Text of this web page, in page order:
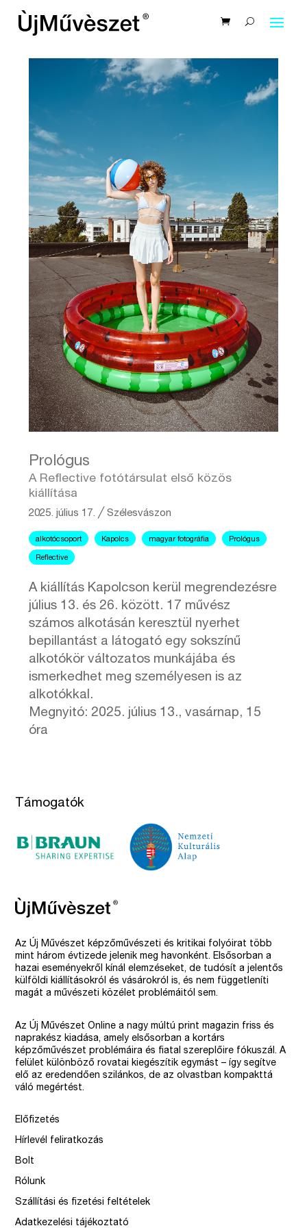
Prológus
A Reflective fotótársulat első közös
kiállítása
2025. július 17. ╱Szélesvászon
alkotócsoport Kapolcs magyar fotográfia Prológus
Reflective
A kiállítás Kapolcson kerül megrendezésre
július 13. és 26. között. 17 művész
számos alkotásán keresztül nyerhet
bepillantást a látogató egy sokszínű
alkotókör változatos munkájába és
ismerkedhet meg személyesen is az
alkotókkal.
Megnyitó: 2025. július 13., vasárnap, 15
óra
Támogatók
Az Új Művészet képzőművészeti és kritikai folyóirat több
mint három évtizede jelenik meg havonként. Elsősorban a
hazai eseményekről kínál elemzéseket, de tudósít a jelentős
külföldi kiállításokról és vásárokról is, és nem függetleníti
magát a művészeti közélet problémáitól sem.
Az Új Művészet Online a nagy múltú print magazin friss és
naprakész kiadása, amely elsősorban a kortárs
képzőművészet problémáira és fiatal szereplőire fókuszál. A
felület különböző rovatai kiegészítik egymást – így segítve
elő az eredendően szilánkos, de az olvastban kompakttá
váló megértést.
Előfizetés
Hírlevél feliratkozás
Bolt
Rólunk
Szállítási és fizetési feltételek
Adatkezelési tájékoztató